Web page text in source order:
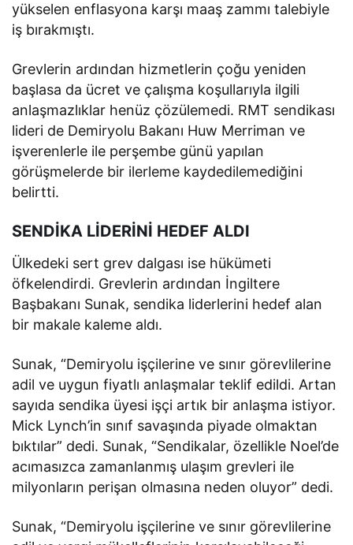
yükselen enflasyona karşı maaş zammı talebiyle
iş bırakmıştı.
Grevlerin ardından hizmetlerin çoğu yeniden
başlasa da ücret ve çalışma koşullarıyla ilgili
anlaşmazlıklar henüz çözülemedi. RMT sendikası
lideri de Demiryolu Bakanı Huw Merriman ve
işverenlerle ile perşembe günü yapılan
görüşmelerde bir ilerleme kaydedilemediğini
belirtti.
SENDİKA LİDERİNİ HEDEF ALDI
Ülkedeki sert grev dalgası ise hükümeti
öfkelendirdi. Grevlerin ardından İngiltere
Başbakanı Sunak, sendika liderlerini hedef alan
bir makale kaleme aldı.
Sunak, “Demiryolu işçilerine ve sınır görevlilerine
adil ve uygun fiyatlı anlaşmalar teklif edildi. Artan
sayıda sendika üyesi işçi artık bir anlaşma istiyor.
Mick Lynch’in sınıf savaşında piyade olmaktan
bıktılar” dedi. Sunak, “Sendikalar, özellikle Noel’de
acımasızca zamanlanmış ulaşım grevleri ile
milyonların perişan olmasına neden oluyor” dedi.
Sunak, “Demiryolu işçilerine ve sınır görevlilerine